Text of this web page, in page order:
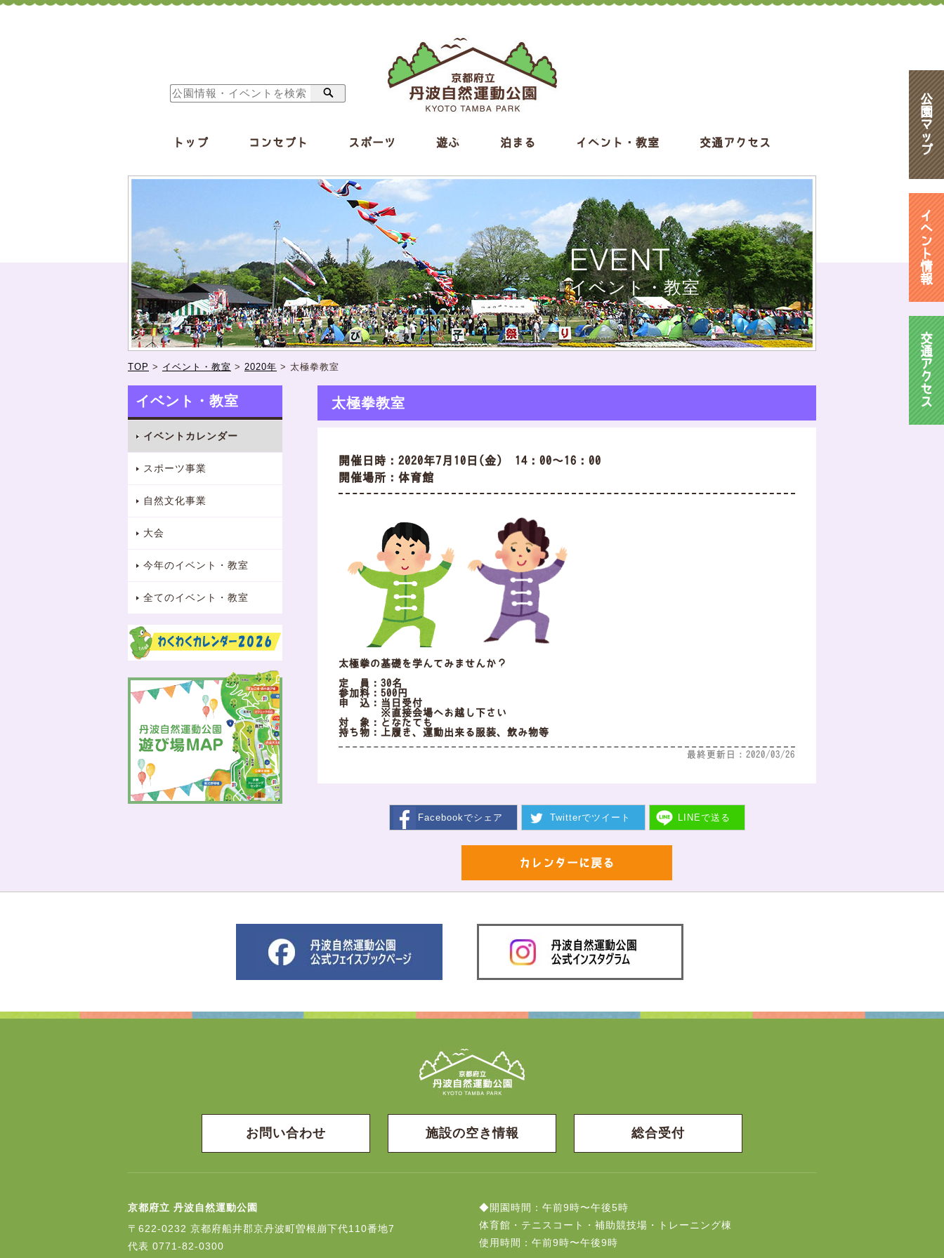
トップ コンセプト スポーツ 遊ぶ 泊まる イベント・教室 交通アクセス
公
園
マ
ッ
プ
イ
ベ
ン
ト
情
報
交
通
ア
ク
セ
ス
EVENT
イベント・教室
TOP > イベント・教室 > 2020年 > 太極拳教室
イベント・教室
イベントカレンダー
スポーツ事業
自然文化事業
大会
今年のイベント・教室
全てのイベント・教室
太極拳教室
開催日時：2020年7月10日(金) 14：00～16：00
開催場所：体育館
太極拳の基礎を学んでみませんか？
定 員：30名
参加料：500円
申 込：当日受付
※直接会場へお越し下さい
対 象：どなたでも
持ち物：上履き、運動出来る服装、飲み物等
最終更新日：2020/03/26
Facebookでシェア Twitterでツイート LINEで送る
カレンダーに戻る
お問い合わせ 施設の空き情報 総合受付
京都府立 丹波自然運動公園
〒622-0232 京都府船井郡京丹波町曽根崩下代110番地7
代表 0771-82-0300
◆開園時間：午前9時〜午後5時
体育館・テニスコート・補助競技場・トレーニング棟
使用時間：午前9時〜午後9時